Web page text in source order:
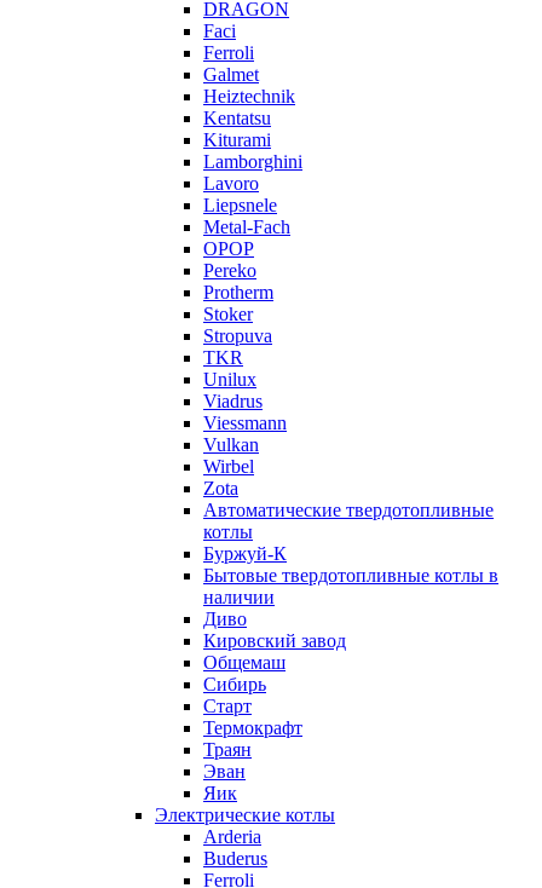
DRAGON
Faci
Ferroli
Galmet
Heiztechnik
Kentatsu
Kiturami
Lamborghini
Lavoro
Liepsnele
Metal-Fach
OPOP
Pereko
Protherm
Stoker
Stropuva
TKR
Unilux
Viadrus
Viessmann
Vulkan
Wirbel
Zota
Автоматические твердотопливные
котлы
Буржуй-К
Бытовые твердотопливные котлы в
наличии
Диво
Кировский завод
Общемаш
Сибирь
Старт
Термокрафт
Траян
Эван
Яик
Электрические котлы
Arderia
Buderus
Ferroli